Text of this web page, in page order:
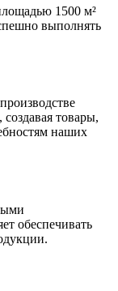
1500 м²
выполнять
товары,
наших
обеспечивать